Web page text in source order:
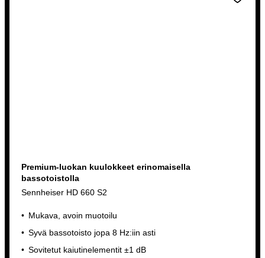
Premium-luokan kuulokkeet erinomaisella
bassotoistolla
Sennheiser HD 660 S2
Mukava, avoin muotoilu
Syvä bassotoisto jopa 8 Hz:iin asti
Sovitetut kaiutinelementit ±1 dB